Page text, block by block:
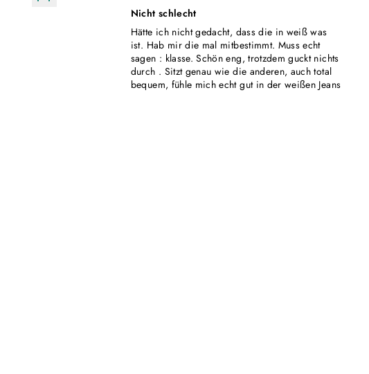
Nicht schlecht
Hätte ich nicht gedacht, dass die in weiß was
ist. Hab mir die mal mitbestimmt. Muss echt
sagen : klasse. Schön eng, trotzdem guckt nichts
durch . Sitzt genau wie die anderen, auch total
bequem, fühle mich echt gut in der weißen Jeans